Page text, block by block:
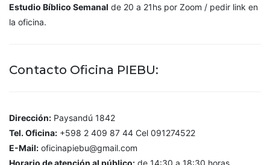
Estudio Bíblico Semanal de 20 a 21hs por Zoom / pedir link en
la oficina.
Contacto Oficina PIEBU:
Dirección: Paysandú 1842
Tel. Oficina: +598 2 409 87 44 Cel 091274522
E-Mail: oficinapiebu@gmail.com